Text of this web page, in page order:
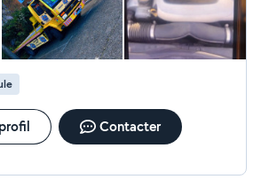
Contacter